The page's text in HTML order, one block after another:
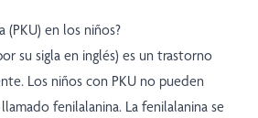
(PKU) en los niños?
su sigla en inglés) es un trastorno
Los niños con PKU no pueden
fenilalanina. La fenilalanina se